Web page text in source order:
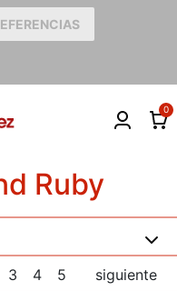
0
Ruby
3 4 5 siguiente